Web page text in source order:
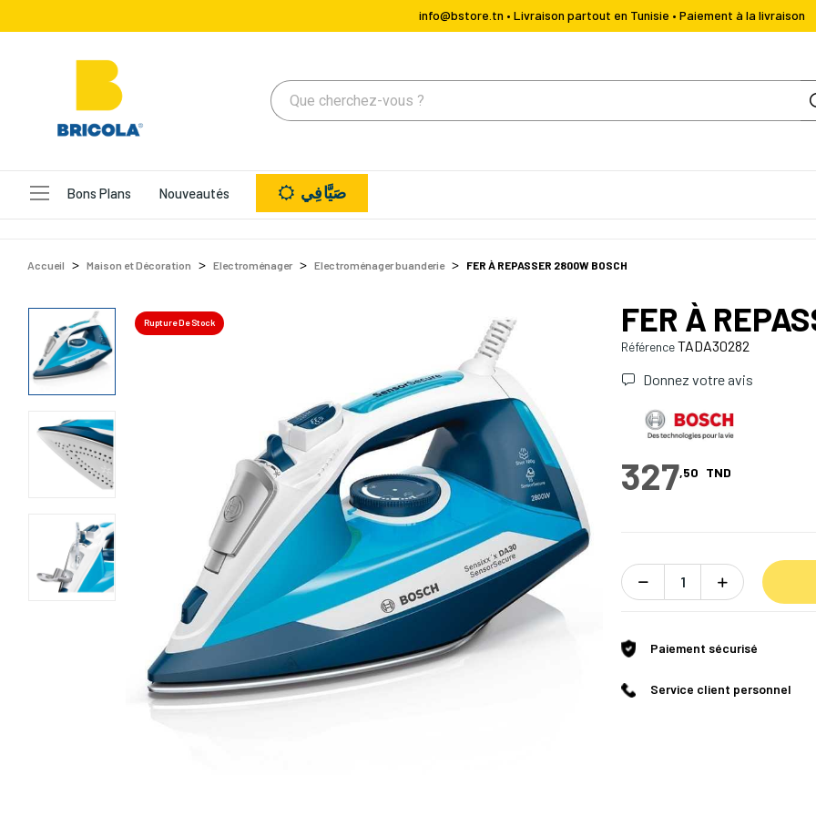
info@bstore.tn • Livraison partout en Tunisie • Paiement à la livraison
Bons Plans Nouveautés صَيَّافِي
Accueil Maison et Décoration Electroménager Electroménager buanderie FER À REPASSER 2800W BOSCH
Rupture De Stock FER À
RéférenceTADA30282
Donnez votre avis
327,50 TND
Paiement sécurisé
Service client personnel